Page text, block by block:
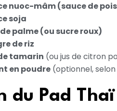
nuoc-mâm (sauce de
soja
palme (ou sucre roux)
de riz
tamarin (ou jus de citron
en poudre (optionnel,
du Pad